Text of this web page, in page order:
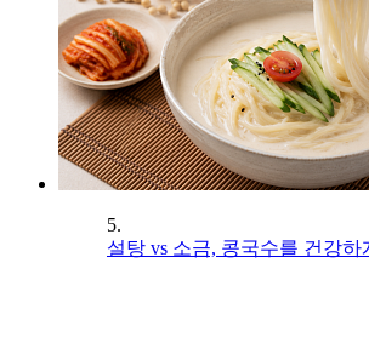
5.
설탕 vs 소금, 콩국수를 건강하